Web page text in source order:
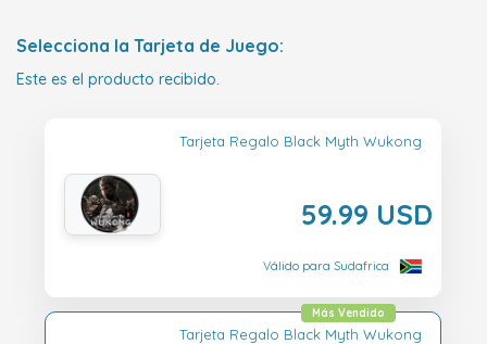
Selecciona la Tarjeta de Juego:
Este es el producto recibido.
Tarjeta Regalo Black Myth Wukong
59.99 USD
Válido para Sudafrica
Tarjeta Regalo Black Myth Wukong
Más Vendido